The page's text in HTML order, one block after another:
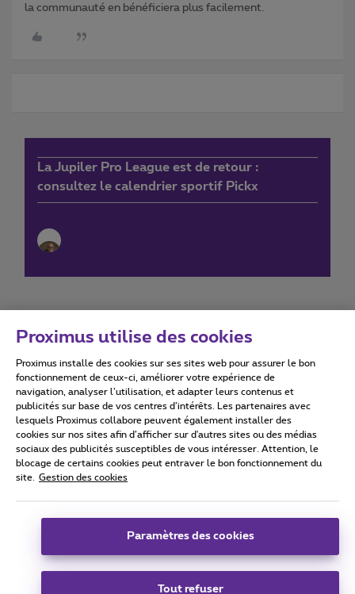
la communauté en bénéficiera plus facilement.
La Jupiler Pro League est de retour :
consultez le calendrier sportif Pickx
Conditions d'utilisation Accessibility statement
Tous droits réservés. © 2026 Proximus
Conditions générales, info consommateur
Coordonnées de l’entreprise
Boulevard du Roi Albert II 27 - B-1030 Bruxelles.
Proximus utilise des cookies
Proximus installe des cookies sur ses sites web pour assurer le bon
fonctionnement de ceux-ci, améliorer votre expérience de
navigation, analyser l’utilisation, et adapter leurs contenus et
publicités sur base de vos centres d’intérêts. Les partenaires avec
lesquels Proximus collabore peuvent également installer des
cookies sur nos sites afin d’afficher sur d'autres sites ou des médias
sociaux des publicités susceptibles de vous intéresser. Attention, le
blocage de certains cookies peut entraver le bon fonctionnement du
site.
Gestion des cookies
Paramètres des cookies
Tout refuser